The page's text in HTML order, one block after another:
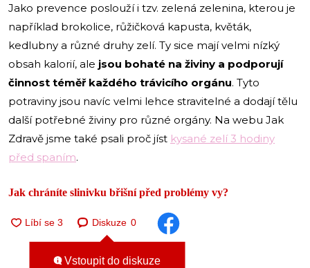
Jako prevence poslouží i tzv. zelená zelenina, kterou je
například brokolice, růžičková kapusta, květák,
kedlubny a různé druhy zelí. Ty sice mají velmi nízký
obsah kalorií, ale jsou bohaté na živiny a podporují
činnost téměř každého trávicího orgánu. Tyto
potraviny jsou navíc velmi lehce stravitelné a dodají tělu
další potřebné živiny pro různé orgány. Na webu Jak
Zdravě jsme také psali proč jíst kysané zelí 3 hodiny
před spaním.
Jak chráníte slinivku břišní před problémy vy?
Diskuze 0
Vstoupit do diskuze